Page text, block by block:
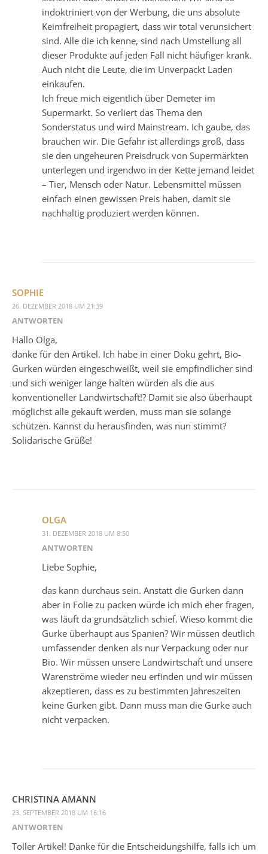
indoktriniert von der Werbung, die uns absolute
Keimfreiheit propagiert, dass wir total verunsichert
sind. Alle die ich kenne, sind nach Umstellung all
dieser Produkte auf jeden Fall nicht häufiger krank.
Auch nicht die Leute, die im Unverpackt Laden
einkaufen.
Ich freue mich eigentlich über Demeter im
Supermarkt. So verliert das Thema den
Sonderstatus und wird Mainstream. Ich gaube, das
brauchen wir. Die Gefahr ist allerdings groß, dass
sie den ungeheuren Preisdruck von Supermärkten
unterlegen und irgendwo in der Kette jemand leidet
– Tier, Mensch oder Natur. Lebensmittel müssen
einfach einen gewissen Preis haben, damit sie
nachhaltig produziert werden können.
SOPHIE
26. DEZEMBER 2018 UM 21:39
ANTWORTEN
Hallo Olga,
danke für den Artikel. Ich habe in einer Doku gehrt, Bio-
Gurken würden eingeschweißt, weil sie empfindlicher sind
und sich weniger lange halten würden als die aus
konventioneller Landwirtschaft!? Damit sie also überhaupt
möglichst alle gekauft werden, muss man sie solange
schützen. Kannst du herausfinden, was nun stimmt?
Solidarische Grüße!
OLGA
31. DEZEMBER 2018 UM 8:50
ANTWORTEN
Liebe Sophie,
das kann durchaus sein. Anstatt die Gurken dann
aber in Folie zu packen würde ich mich eher fragen,
was läuft da grundsätzlich schief. Wieso kommt die
Gurke überhaupt aus Spanien? Wir müssen deutlich
umfassender denken als nur Verpackung oder nur
Bio. Wir müssen unsere Landwirtschaft und unsere
Warenströme wieder neu erfinden und wir müssen
akzeptieren, dass es zu bestimmten Jahreszeiten
keine Gurken gibt. Dann muss man die Gurke auch
nicht verpacken.
CHRISTINA AMANN
23. SEPTEMBER 2018 UM 16:16
ANTWORTEN
Toller Artikel! Danke für die Entscheidungshilfe, falls ich um